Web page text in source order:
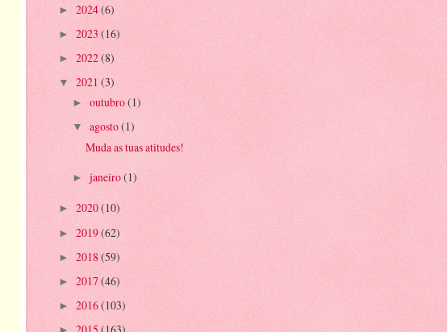
► 2024(6)
► 2023 (16)
► 2022(8)
▼ 2021 (3)
► outubro(1)
▼ agosto(1)
Muda as tuas atitudes!
► janeiro(1)
► 2020(10)
► 2019(62)
► 2018(59)
► 2017(46)
► 2016(103)